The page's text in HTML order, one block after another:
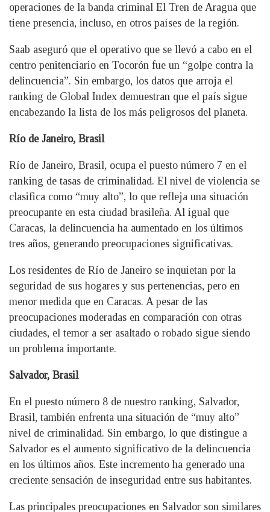
operaciones de la banda criminal El Tren de Aragua que
tiene presencia, incluso, en otros países de la región.
Saab aseguró que el operativo que se llevó a cabo en el
centro penitenciario en Tocorón fue un “golpe contra la
delincuencia”. Sin embargo, los datos que arroja el
ranking de Global Index demuestran que el país sigue
encabezando la lista de los más peligrosos del planeta.
Río de Janeiro, Brasil
Río de Janeiro, Brasil, ocupa el puesto número 7 en el
ranking de tasas de criminalidad. El nivel de violencia se
clasifica como “muy alto”, lo que refleja una situación
preocupante en esta ciudad brasileña. Al igual que
Caracas, la delincuencia ha aumentado en los últimos
tres años, generando preocupaciones significativas.
Los residentes de Río de Janeiro se inquietan por la
seguridad de sus hogares y sus pertenencias, pero en
menor medida que en Caracas. A pesar de las
preocupaciones moderadas en comparación con otras
ciudades, el temor a ser asaltado o robado sigue siendo
un problema importante.
Salvador, Brasil
En el puesto número 8 de nuestro ranking, Salvador,
Brasil, también enfrenta una situación de “muy alto”
nivel de criminalidad. Sin embargo, lo que distingue a
Salvador es el aumento significativo de la delincuencia
en los últimos años. Este incremento ha generado una
creciente sensación de inseguridad entre sus habitantes.
Las principales preocupaciones en Salvador son similares